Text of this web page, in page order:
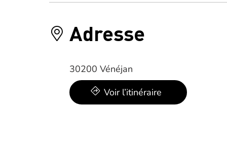
Adresse
30200 Vénéjan
Voir l’itinéraire